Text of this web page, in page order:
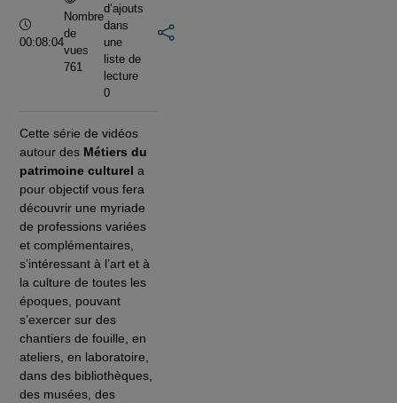
Durée :
00:08:04
Nombre
de
vues
761
d’ajouts
dans
une
liste de
lecture
0
Cette série de vidéos
autour des Métiers du
patrimoine culturel a
pour objectif vous fera
découvrir une myriade
de professions variées
et complémentaires,
s’intéressant à l’art et à
la culture de toutes les
époques, pouvant
s’exercer sur des
chantiers de fouille, en
ateliers, en laboratoire,
dans des bibliothèques,
des musées, des